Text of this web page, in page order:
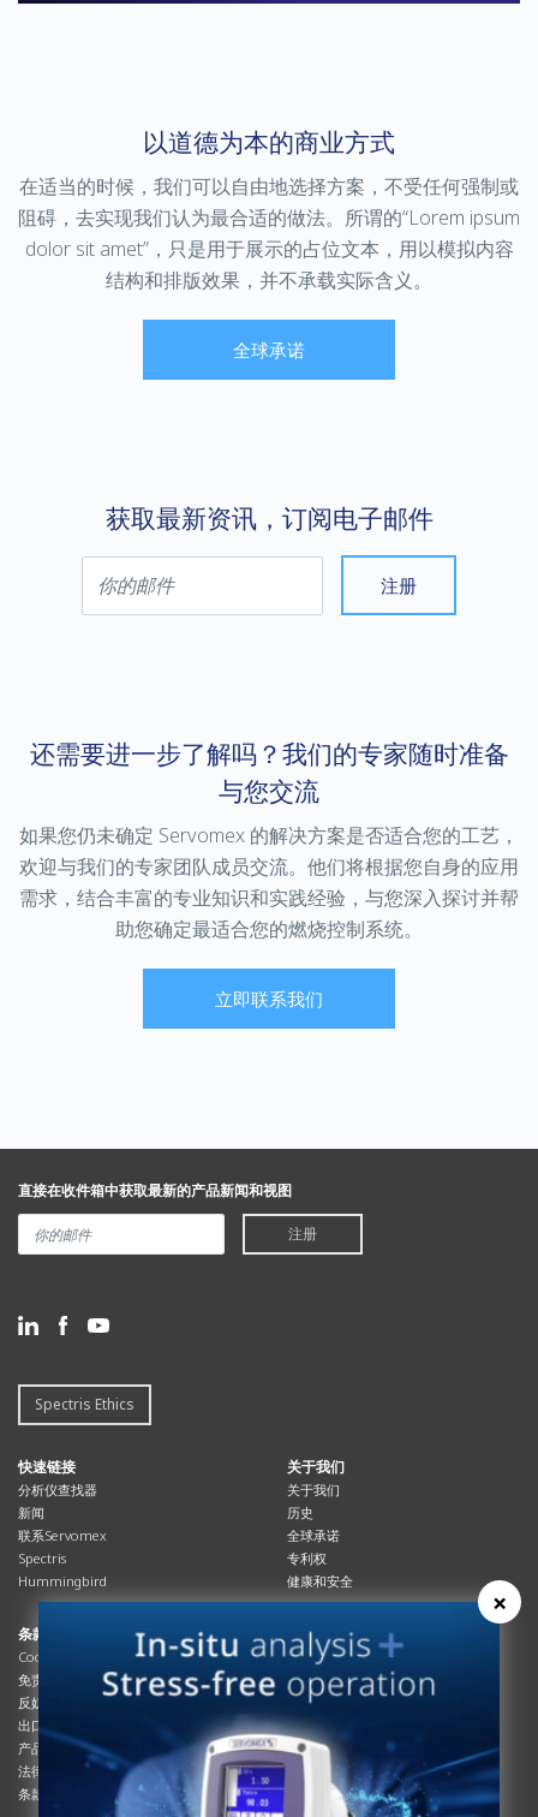
以道德为本的商业方式
在适当的时候，我们可以自由地选择方案，不受任何强制或
阻碍，去实现我们认为最合适的做法。所谓的“Lorem ipsum
dolor sit amet”，只是用于展示的占位文本，用以模拟内容
结构和排版效果，并不承载实际含义。
全球承诺
获取最新资讯，订阅电子邮件
注册
还需要进一步了解吗？我们的专家随时准备
与您交流
如果您仍未确定 Servomex 的解决方案是否适合您的工艺，
欢迎与我们的专家团队成员交流。他们将根据您自身的应用
需求，结合丰富的专业知识和实践经验，与您深入探讨并帮
助您确定最适合您的燃烧控制系统。
立即联系我们
直接在收件箱中获取最新的产品新闻和视图
注册
Spectris Ethics
快速链接
分析仪查找器
新闻
联系Servomex
Spectris
Hummingbird
关于我们
关于我们
历史
全球承诺
专利权
健康和安全
条款与合规
Cookies政策
免责声明
反奴隶制立法
出口管制
产品合规
法律和隐私声明
条款及细则
资源资源
总览
杂志
系统信息
产品手册
说明书
服务信息
×